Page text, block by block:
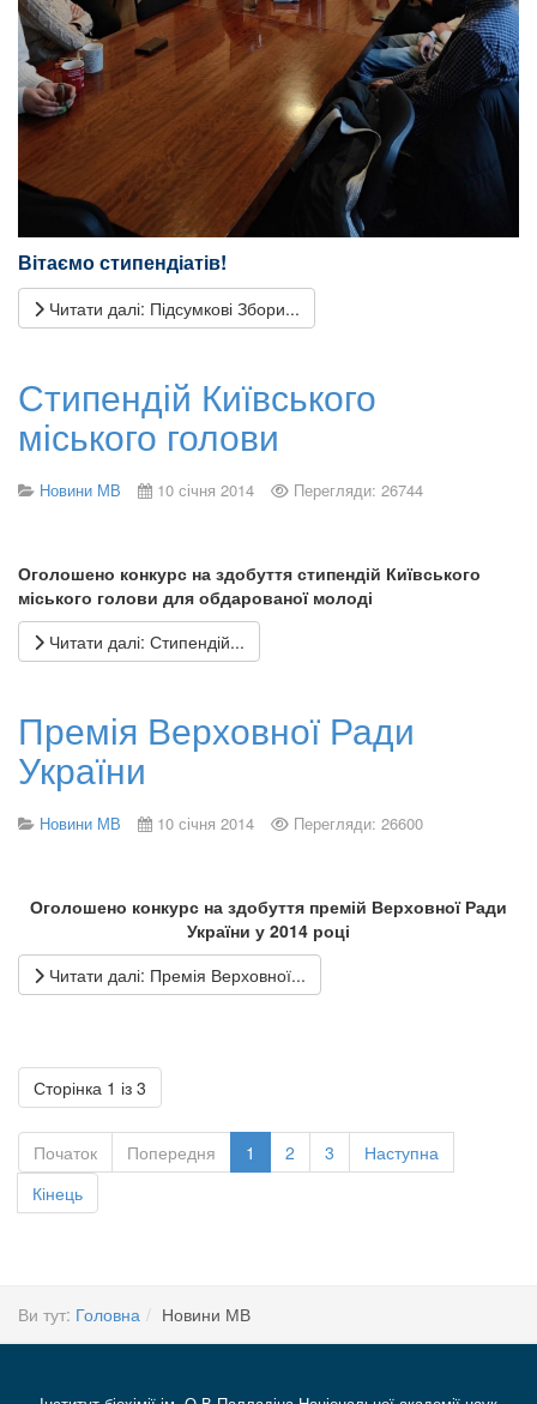
Вітаємо стипендіатів!
Читати далі: Підсумкові Збори...
Стипендій Київського
міського голови
Новини МВ 10 січня 2014 Перегляди: 26744
Оголошено конкурс на здобуття стипендій Київського
міського голови для обдарованої молоді
Читати далі: Стипендій...
Премія Верховної Ради
України
Новини МВ 10 січня 2014 Перегляди: 26600
Оголошено конкурс на здобуття премій Верховної Ради
України у 2014 році
Читати далі: Премія Верховної...
Сторінка 1 із 3
Початок Попередня 1 2 3
Наступна
Кінець
Ви тут: Головна Новини МВ